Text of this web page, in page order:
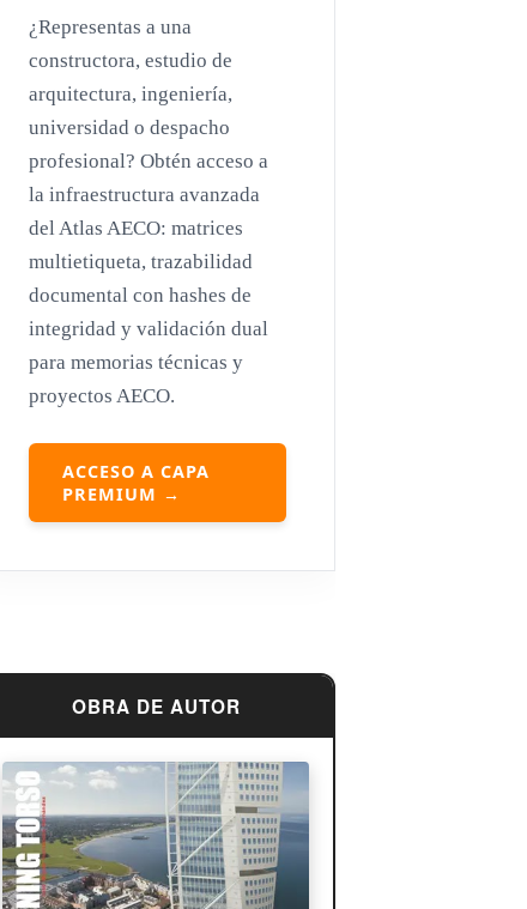
Renzo Piano
Mies van der Rohe
Philip Johnson
Le Corbusier
William Pereira
Frank Lloyd Wright
Louis Sullivan
Miguel Ángel Buonarroti
¿Representas a una
constructora, estudio de
arquitectura, ingeniería,
universidad o despacho
profesional? Obtén acceso a
la infraestructura avanzada
del Atlas AECO: matrices
multietiqueta, trazabilidad
documental con hashes de
integridad y validación dual
para memorias técnicas y
proyectos AECO.
ACCESO A CAPA
PREMIUM →
OBRA DE AUTOR